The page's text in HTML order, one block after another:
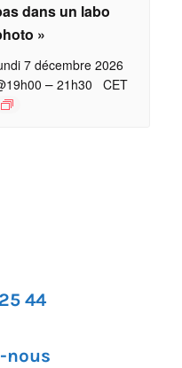
dans un labo
»
7 décembre 2026
– 21h30 CET
44
nous